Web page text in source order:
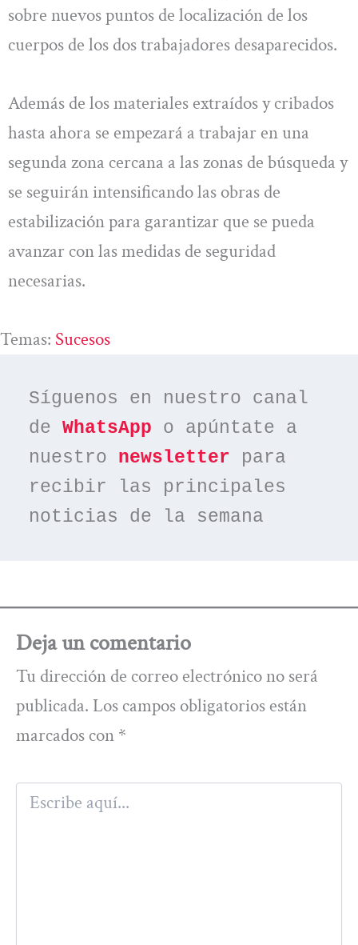
sobre nuevos puntos de localización de los
cuerpos de los dos trabajadores desaparecidos.
Además de los materiales extraídos y cribados
hasta ahora se empezará a trabajar en una
segunda zona cercana a las zonas de búsqueda y
se seguirán intensificando las obras de
estabilización para garantizar que se pueda
avanzar con las medidas de seguridad
necesarias.
Temas: Sucesos
Síguenos en nuestro canal
de WhatsApp o apúntate a
nuestro newsletter para
recibir las principales
noticias de la semana
Deja un comentario
Tu dirección de correo electrónico no será
publicada. Los campos obligatorios están
marcados con *
Escribe
aquí...